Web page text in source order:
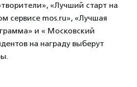
«Лучший старт на
сервисе mos.ru», «Лучшая
и « Московский
на награду выберут